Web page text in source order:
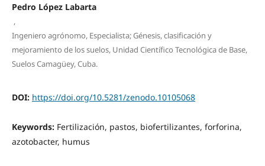
Pedro López Labarta
,
Ingeniero agrónomo, Especialista; Génesis, clasificación y
mejoramiento de los suelos, Unidad Científico Tecnológica de Base,
Suelos Camagüey, Cuba.
DOI: https://doi.org/10.5281/zenodo.10105068
Keywords: Fertilización, pastos, biofertilizantes, forforina,
azotobacter, humus